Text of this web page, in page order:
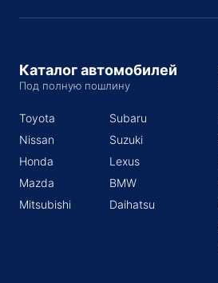
Каталог автомобилей
Под полную пошлину
Toyota
Nissan
Honda
Mazda
Mitsubishi
Subaru
Suzuki
Lexus
BMW
Daihatsu